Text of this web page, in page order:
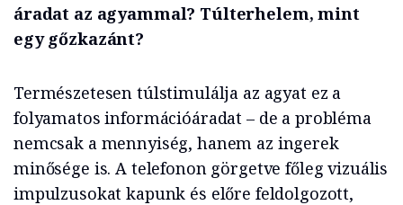
áradat az agyammal? Túlterhelem, mint
egy gőzkazánt?
Természetesen túlstimulálja az agyat ez a
folyamatos információáradat – de a probléma
nemcsak a mennyiség, hanem az ingerek
minősége is. A telefonon görgetve főleg vizuális
impulzusokat kapunk és előre feldolgozott,